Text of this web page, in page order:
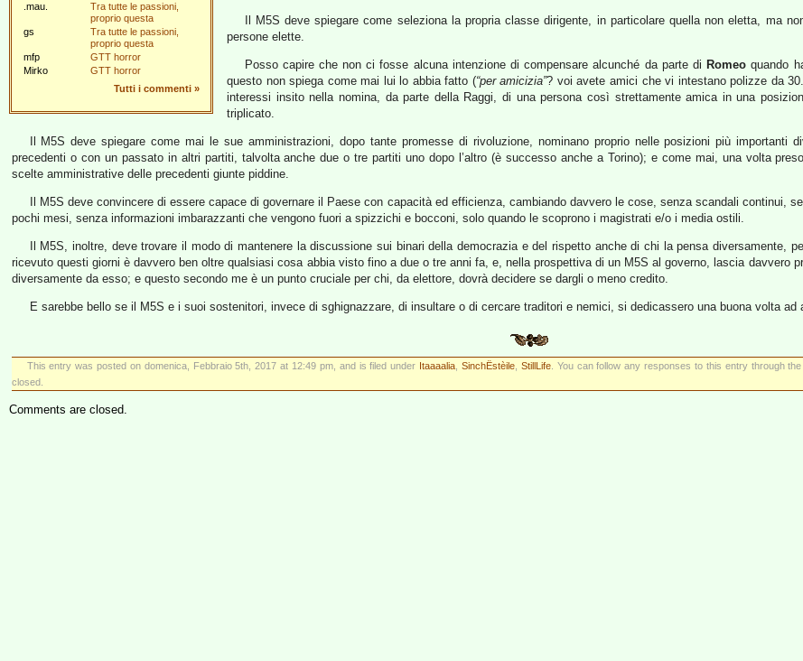
.mau.
Tra tutte le passioni,
proprio questa
gs
Tra tutte le passioni,
proprio questa
mfp
GTT horror
Mirko
GTT horror
Tutti i commenti »
Il M5S deve spiegare come seleziona la propria classe dirigente, in particolare quella non eletta, ma
persone elette.
Posso capire che non ci fosse alcuna intenzione di compensare alcunché da parte di Romeo quando
questo non spiega come mai lui lo abbia fatto (“per amicizia”? voi avete amici che vi intestano polizze da
interessi insito nella nomina, da parte della Raggi, di una persona così strettamente amica in una
triplicato.
Il M5S deve spiegare come mai le sue amministrazioni, dopo tante promesse di rivoluzione, nominano proprio nelle posizioni più importanti
precedenti o con un passato in altri partiti, talvolta anche due o tre partiti uno dopo l’altro (è successo anche a Torino); e come mai, una volta
scelte amministrative delle precedenti giunte piddine.
Il M5S deve convincere di essere capace di governare il Paese con capacità ed efficienza, cambiando davvero le cose,senza scandali continui,
pochi mesi, senza informazioni imbarazzanti che vengono fuori a spizzichi e bocconi, solo quando le scoprono i magistrati e/o i media ostili.
Il M5S, inoltre, deve trovare il modo di mantenere la discussione sui binari della democrazia e del rispetto anche di chi la pensa diversamente,
ricevuto questi giorni è davvero ben oltre qualsiasi cosa abbia visto fino a due o tre anni fa, e, nella prospettiva di un M5S al governo, lascia davvero
diversamente da esso; e questo secondo me è un punto cruciale per chi, da elettore, dovrà decidere se dargli o meno credito.
E sarebbe bello se il M5S e i suoi sostenitori, invece di sghignazzare, di insultare o di cercare traditori e nemici, si dedicassero una buona volta ad
This entry was posted on domenica, Febbraio 5th, 2017 at 12:49 pm, and is filed under Itaaaalia SinchËstèile, StillLife. You can follow any responses to this entry through the
closed.
Comments are closed.